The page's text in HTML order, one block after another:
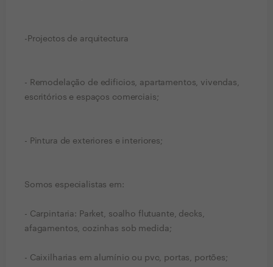
-Projectos de arquitectura
- Remodelação de edificios, apartamentos, vivendas,
escritórios e espaços comerciais;
- Pintura de exteriores e interiores;
Somos especialistas em:
- Carpintaria: Parket, soalho flutuante, decks,
afagamentos, cozinhas sob medida;
- Caixilharias em alumínio ou pvc, portas, portões;